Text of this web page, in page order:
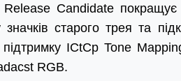
Candidate
значків старого трея та
ICtCp Tone
RGB.